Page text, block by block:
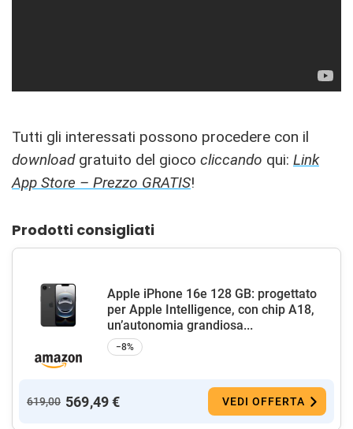
Tutti gli interessati possono procedere con il
downloadgratuito del gioco cliccando qui: Link
App Store – Prezzo GRATIS!
Prodotti consigliati
Apple iPhone 16e 128 GB: progettato
per Apple Intelligence, con chip A18,
un’autonomia grandiosa...
−8%
619,00 569,49 € VEDI OFFERTA